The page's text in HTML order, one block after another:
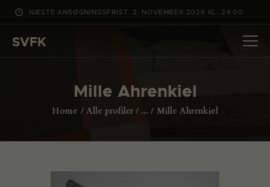
NÆSTE ANSØGNINGSFRIST: 2. NOVEMBER 2026 KL. 24:00
SVFK
Mille Ahrenkiel
Home Alle profiler ... Mille Ahrenkiel
DET SKER
ANSØG
ENGLISH